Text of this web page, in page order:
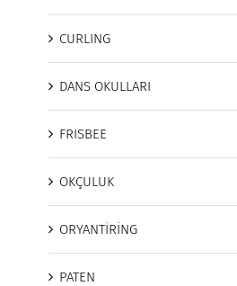
CURLING
DANS OKULLARI
FRISBEE
OKÇULUK
ORYANTİRİNG
PATEN